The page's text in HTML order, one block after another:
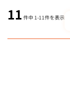
11 件中 1-11件を表示